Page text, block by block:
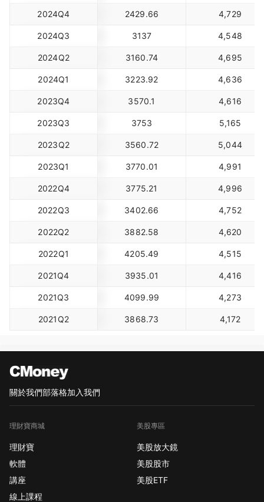
2024Q4 2429.66 4,729
2024Q3 3137 4,548
2024Q2 3160.74 4,695
2024Q1 3223.92 4,636
2023Q4 3570.1 4,616
2023Q3 3753 5,165
2023Q2 3560.72 5,044
2023Q1 3770.01 4,991
2022Q4 3775.21 4,996
2022Q3 3402.66 4,752
2022Q2 3882.58 4,620
2022Q1 4205.49 4,515
2021Q4 3935.01 4,416
2021Q3 4099.99 4,273
2021Q2 3868.73 4,172
關於我們部落格加入我們
理財寶商城
理財寶
軟體
講座
線上課程
美股專區
美股放大鏡
美股股市
美股ETF